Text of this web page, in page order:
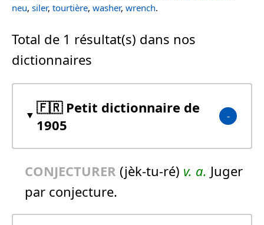
neu, siler, tourtière, washer, wrench.
Total de 1 résultat(s) dans nos
dictionnaires
🇫🇷 Petit dictionnaire de
1905
CONJECTURER (jèk-tu-ré) v. a. Juger
par conjecture.